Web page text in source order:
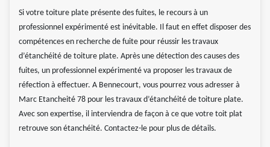
Si votre toiture plate présente des fuites, le recours à un
professionnel expérimenté est inévitable. Il faut en effet disposer des
compétences en recherche de fuite pour réussir les travaux
d’étanchéité de toiture plate. Après une détection des causes des
fuites, un professionnel expérimenté va proposer les travaux de
réfection à effectuer. A Bennecourt, vous pourrez vous adresser à
Marc Etancheité 78 pour les travaux d’étanchéité de toiture plate.
Avec son expertise, il interviendra de façon à ce que votre toit plat
retrouve son étanchéité. Contactez-le pour plus de détails.